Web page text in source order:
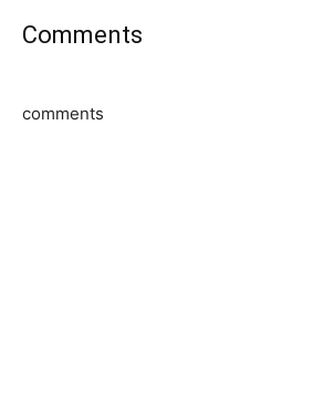
Comments
comments